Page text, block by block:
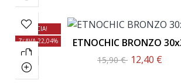
AKCIA!
ZĽAVA 22,04%
ETNOCHIC BRONZO
15,90 € 12,40 €